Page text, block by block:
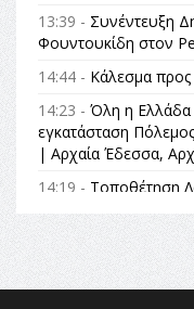
13:39 - Συνέντευξη
Φουντουκίδη στον
14:44 - Κάλεσμα προς
14:23 - Όλη η Ελλάδα
εγκατάσταση
| Αρχαία Έδεσσα,
14:19 - Τοποθέτηση
Αναθεώρηση του
θεσμικές
στις επόμενες γενιές»
16:35 -Το